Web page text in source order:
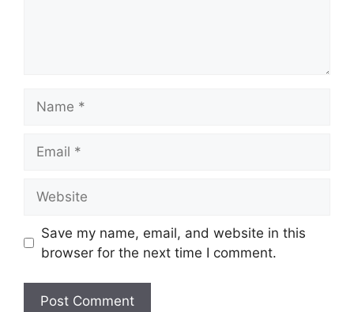
Save my name, email, and website in this
browser for the next time I comment.